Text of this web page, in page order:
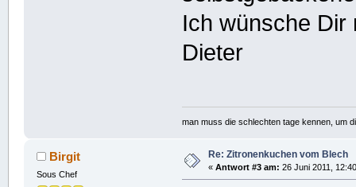
Ich wünsche Dir
Dieter
man muss die schlechten tage kennen, um
Birgit
Sous Chef
Re: Zitronenkuchen vom Blech
« Antwort #3 am: 26 Juni 2011,